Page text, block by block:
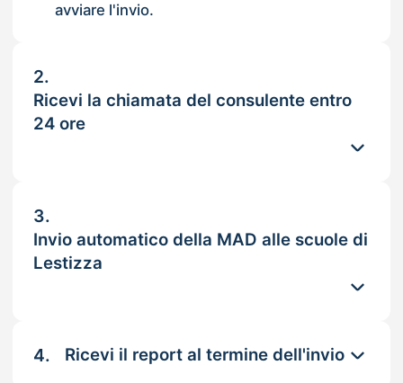
avviare l'invio.
2.
Ricevi la chiamata del consulente entro
24 ore
3.
Invio automatico della MAD alle scuole di
Lestizza
4. Ricevi il report al termine dell'invio